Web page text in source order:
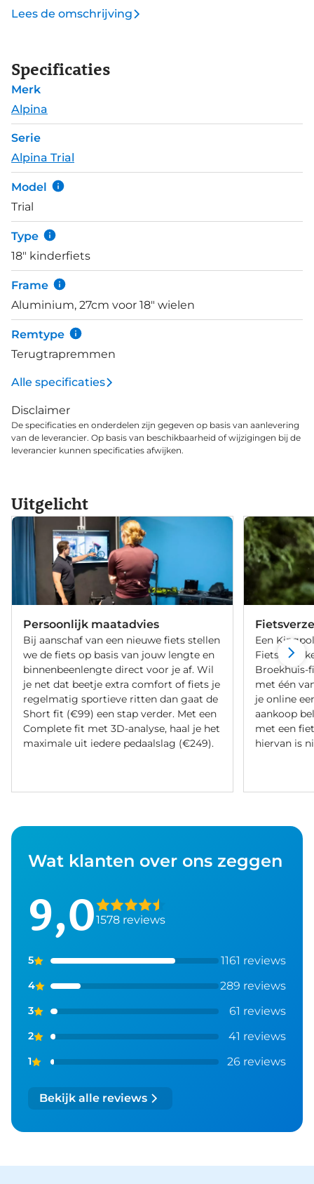
met goede remmen. Maar ook met reflectoren
zodat je goed opvalt. De handrem aan de voorzijde
ondertussen nooit misgrijpt en dus doorschiet de
bosjes in. De kunststof spatborden houden je
kleren schoner, waardoor jij zorgeloos alle plassen
kunt meepakken.
Lees de omschrijving
Specificaties
Merk
Alpina
Serie
Alpina Trial
Model
Trial
Type
18" kinderfiets
Frame
Aluminium, 27cm voor 18" wielen
Remtype
Terugtrapremmen
Alle specificaties
Disclaimer
De specificaties en onderdelen zijn gegeven op basis van aanlevering
van de leverancier. Op basis van beschikbaarheid of wijzigingen bij de
leverancier kunnen specificaties afwijken.
Uitgelicht
Persoonlijk maatadvies
Bij aanschaf van een nieuwe fiets stellen
we de fiets op basis van jouw lengte en
binnenbeenlengte direct voor je af. Wil
je net dat beetje extra comfort of fiets je
regelmatig sportieve ritten dan gaat de
Short fit (€99) een stap verder. Met een
Complete fit met 3D-analyse, haal je het
maximale uit iedere pedaalslag (€249).
Een
Broekhuis-
met één
je online
aankoop
met een
hiervan is
Wat klanten over ons zeggen
9,01578 reviews
5 1161 reviews
4 289 reviews
3 61 reviews
2 41 reviews
1 26 reviews
Bekijk alle reviews